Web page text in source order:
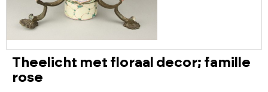
Theelicht met floraal decor; famille
rose